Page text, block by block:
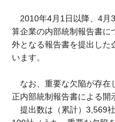
2010年4月1日以降、4月
算企業の内部統制報告書に
外となる報告書を提出した
います。
なお、重要な欠陥が存在
正内部統制報告書による開
提出数は（累計）3,569